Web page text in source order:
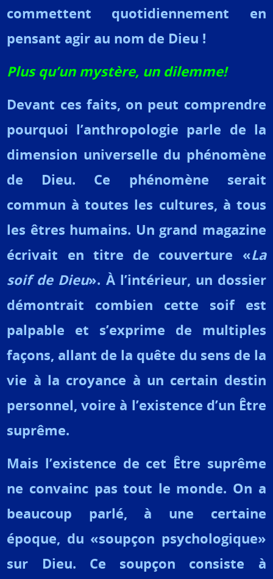
commettent quotidiennement en
pensant agir au nom de Dieu !
Plus qu’un mystère, un dilemme!
Devant ces faits, on peut comprendre
pourquoi l’anthropologie parle de la
dimension universelle du phénomène
de Dieu. Ce phénomène serait
commun à toutes les cultures, à tous
les êtres humains. Un grand magazine
écrivait en titre de couverture «La
soif de Dieu». À l’intérieur, un dossier
démontrait combien cette soif est
palpable et s’exprime de multiples
façons, allant de la quête du sens de la
vie à la croyance à un certain destin
personnel, voire à l’existence d’un Être
suprême.
Mais l’existence de cet Être suprême
ne convainc pas tout le monde. On a
beaucoup parlé, à une certaine
époque, du «soupçon psychologique»
sur Dieu. Ce soupçon consiste à